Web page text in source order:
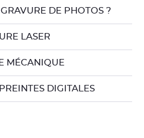
DE PHOTOS ?
LASER
MÉCANIQUE
DIGITALES